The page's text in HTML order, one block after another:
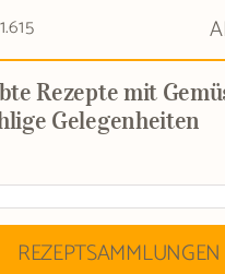
Rezepte mit
Gelegenheiten
REZEPTSAMMLUNGEN